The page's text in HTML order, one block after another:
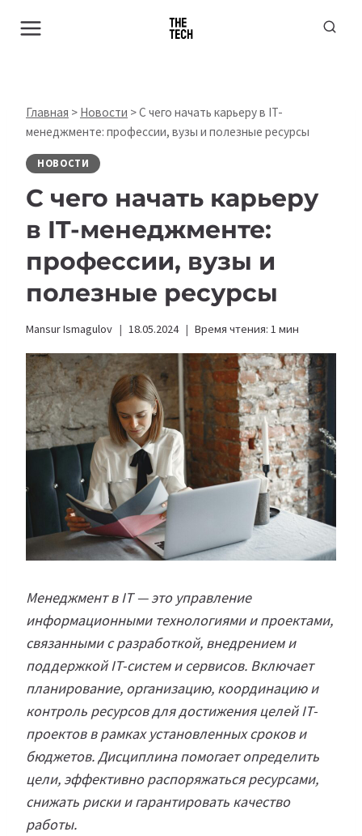
Главная > Новости >С чего начать карьеру в IT-
менеджменте: профессии, вузы и полезные ресурсы
НОВОСТИ
С чего начать карьеру
в IT-менеджменте:
профессии, вузы и
полезные ресурсы
Mansur Ismagulov 18.05.2024 Время чтения: 1 мин
Менеджмент в IT — это управление
информационными технологиями и проектами,
связанными с разработкой, внедрением и
поддержкой IT-систем и сервисов. Включает
планирование, организацию, координацию и
контроль ресурсов для достижения целей IT-
проектов в рамках установленных сроков и
бюджетов. Дисциплина помогает определить
цели, эффективно распоряжаться ресурсами,
снижать риски и гарантировать качество
работы.